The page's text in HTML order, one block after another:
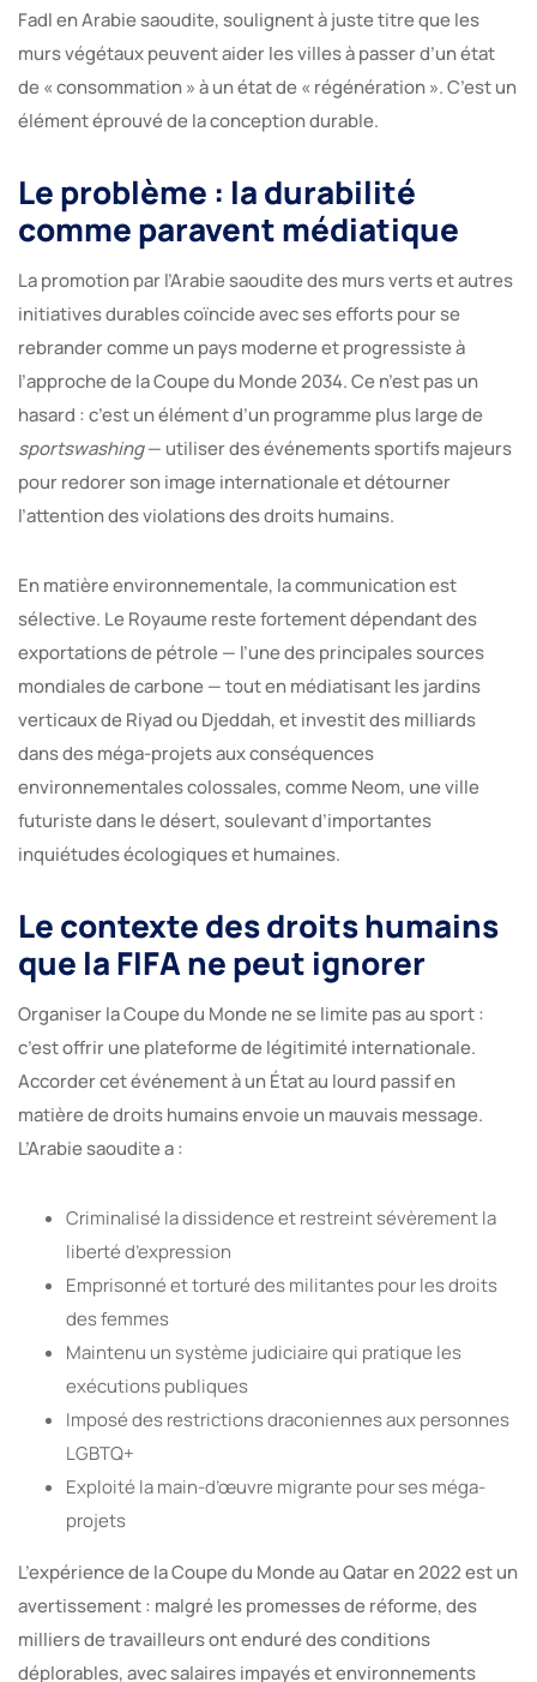
Fadl en Arabie saoudite, soulignent à juste titre que les
murs végétaux peuvent aider les villes à passer d’un état
de « consommation » à un état de « régénération ». C’est un
élément éprouvé de la conception durable.
Le problème : la durabilité
comme paravent médiatique
La promotion par l’Arabie saoudite des murs verts et autres
initiatives durables coïncide avec ses efforts pour se
rebrander comme un pays moderne et progressiste à
l’approche de la Coupe du Monde 2034. Ce n’est pas un
hasard : c’est un élément d’un programme plus large de
sportswashing— utiliser des événements sportifs majeurs
pour redorer son image internationale et détourner
l’attention des violations des droits humains.
En matière environnementale, la communication est
sélective. Le Royaume reste fortement dépendant des
exportations de pétrole — l’une des principales sources
mondiales de carbone — tout en médiatisant les jardins
verticaux de Riyad ou Djeddah, et investit des milliards
dans des méga-projets aux conséquences
environnementales colossales, comme Neom, une ville
futuriste dans le désert, soulevant d’importantes
inquiétudes écologiques et humaines.
Le contexte des droits humains
que la FIFA ne peut ignorer
Organiser la Coupe du Monde ne se limite pas au sport :
c’est offrir une plateforme de légitimité internationale.
Accorder cet événement à un État au lourd passif en
matière de droits humains envoie un mauvais message.
L’Arabie saoudite a :
Criminalisé la dissidence et restreint sévèrement la
liberté d’expression
Emprisonné et torturé des militantes pour les droits
des femmes
Maintenu un système judiciaire qui pratique les
exécutions publiques
Imposé des restrictions draconiennes aux personnes
LGBTQ+
Exploité la main-d’œuvre migrante pour ses méga-
projets
L’expérience de la Coupe du Monde au Qatar en 2022 est un
avertissement : malgré les promesses de réforme, des
milliers de travailleurs ont enduré des conditions
déplorables, avec salaires impayés et environnements